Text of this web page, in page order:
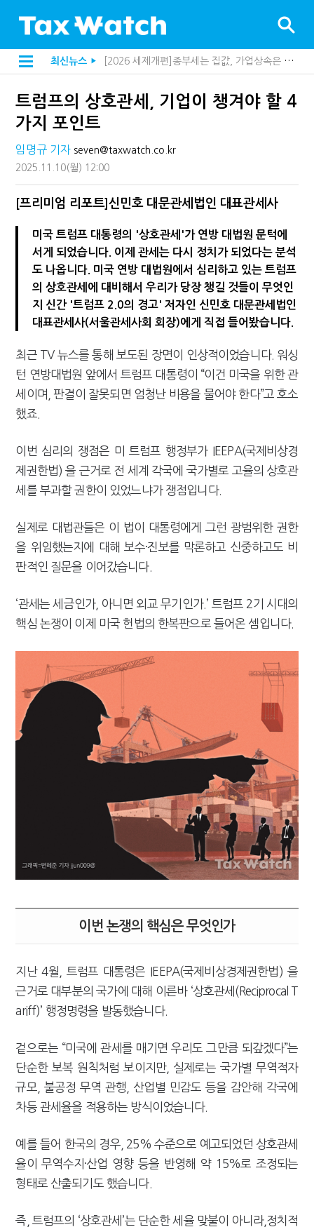
최신뉴스 ▶
[2026 세제개편]종부세는 집값, 가업상속은 기술…납세자가 꼭 볼 5가지
[2026 세제개편]10년 실거주도 불안…1주택자 세 부담 어떻게 달라질까
[인터뷰]중앙정부 돈으로만 못 산다…지자체도 '경영'의 시대
전자담배 통관, 이제 제품이 아니라 공급망을 본다
배달라이더 원천징수 세금 인하…환급 플랫폼 수익성 악화될까
상속·증여세 조사, 이제 코인거래소까지 샅샅이 본다
고액자산가 더 옥죈다…해외신탁 미신고 제보에 포상금
반도체·AI로봇 국내 생산땐 세금 깎아준다
"오래 보유보다 오래 살아야"…1주택 세금 '실거주' 중심으로
"10년 넘게 7급은 문제"...인사로 답한 임광현 국세청장
[2026 세제개편]"상속 닥치면 늦다"…가업승계 성패, 시간에 달렸다
트럼프의 상호관세, 기업이 챙겨야 할 4
가지 포인트
임명규 기자 seven@taxwatch.co.kr
2025.11.10(월) 12:00
[프리미엄 리포트]신민호 대문관세법인 대표관세사
미국 트럼프 대통령의 '상호관세'가 연방 대법원 문턱에
서게 되었습니다. 이제 관세는 다시 정치가 되었다는 분석
도 나옵니다. 미국 연방 대법원에서 심리하고 있는 트럼프
의 상호관세에 대비해서 우리가 당장 챙길 것들이 무엇인
지 신간 '트럼프 2.0의 경고' 저자인 신민호 대문관세법인
대표관세사(서울관세사회 회장)에게 직접 들어봤습니다.
최근 TV 뉴스를 통해 보도된 장면이 인상적이었습니다. 워싱
턴 연방대법원 앞에서 트럼프 대통령이 “이건 미국을 위한 관
세이며, 판결이 잘못되면 엄청난 비용을 물어야 한다”고 호소
했죠.
이번 심리의 쟁점은 미 트럼프 행정부가 IEEPA(국제비상경
제권한법) 을 근거로 전 세계 각국에 국가별로 고율의 상호관
세를 부과할 권한이 있었느냐가 쟁점입니다.
실제로 대법관들은 이 법이 대통령에게 그런 광범위한 권한
을 위임했는지에 대해 보수·진보를 막론하고 신중하고도 비
판적인 질문을 이어갔습니다.
‘관세는 세금인가, 아니면 외교 무기인가.’ 트럼프 2기 시대의
핵심 논쟁이 이제 미국 헌법의 한복판으로 들어온 셈입니다.
이번 논쟁의 핵심은 무엇인가
지난 4월, 트럼프 대통령은 IEEPA(국제비상경제권한법) 을
근거로 대부분의 국가에 대해 이른바 ‘상호관세(Reciprocal T
ariff)’ 행정명령을 발동했습니다.
겉으로는 “미국에 관세를 매기면 우리도 그만큼 되갚겠다”는
단순한 보복 원칙처럼 보이지만, 실제로는 국가별 무역적자
규모, 불공정 무역 관행, 산업별 민감도 등을 감안해 각국에
차등 관세율을 적용하는 방식이었습니다.
예를 들어 한국의 경우, 25% 수준으로 예고되었던 상호관세
율이 무역수지·산업 영향 등을 반영해 약 15%로 조정되는
형태로 산출되기도 했습니다.
즉, 트럼프의 ‘상호관세’는 단순한 세율 맞불이 아니라,정치적